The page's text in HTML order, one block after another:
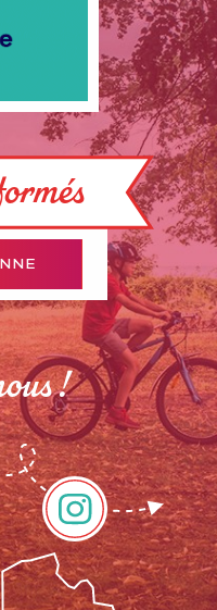
Description
!